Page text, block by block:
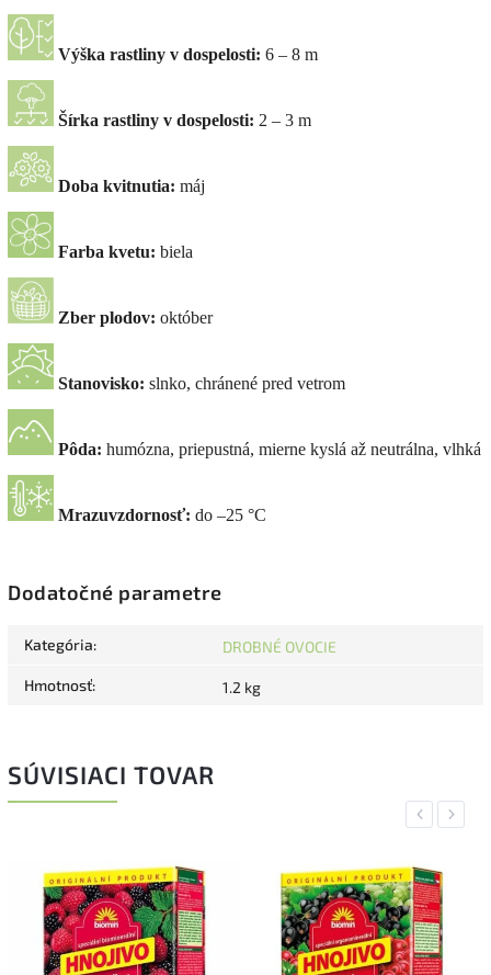
Výška rastliny v dospelosti: 6 – 8 m
Šírka rastliny v dospelosti: 2 – 3 m
Doba kvitnutia: máj
Farba kvetu: biela
Zber plodov: október
Stanovisko: slnko, chránené pred vetrom
Pôda: humózna, priepustná, mierne kyslá až neutrálna, vlhká
Mrazuvzdornosť: do –25 °C
Dodatočné parametre
Kategória: DROBNÉ OVOCIE
Hmotnosť: 1.2 kg
SÚVISIACI TOVAR
Previous
Next